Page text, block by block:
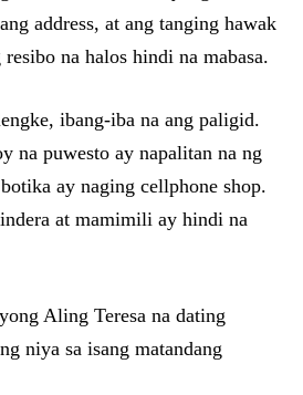
address, at ang tanging hawak
na halos hindi na mabasa.
ibang-iba na ang paligid.
na puwesto ay napalitan na ng
ay naging cellphone shop.
at mamimili ay hindi na
Aling Teresa na dating
niya sa isang matandang